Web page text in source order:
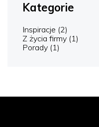
Kategorie
Inspiracje (2)
Z życia firmy (1)
Porady (1)